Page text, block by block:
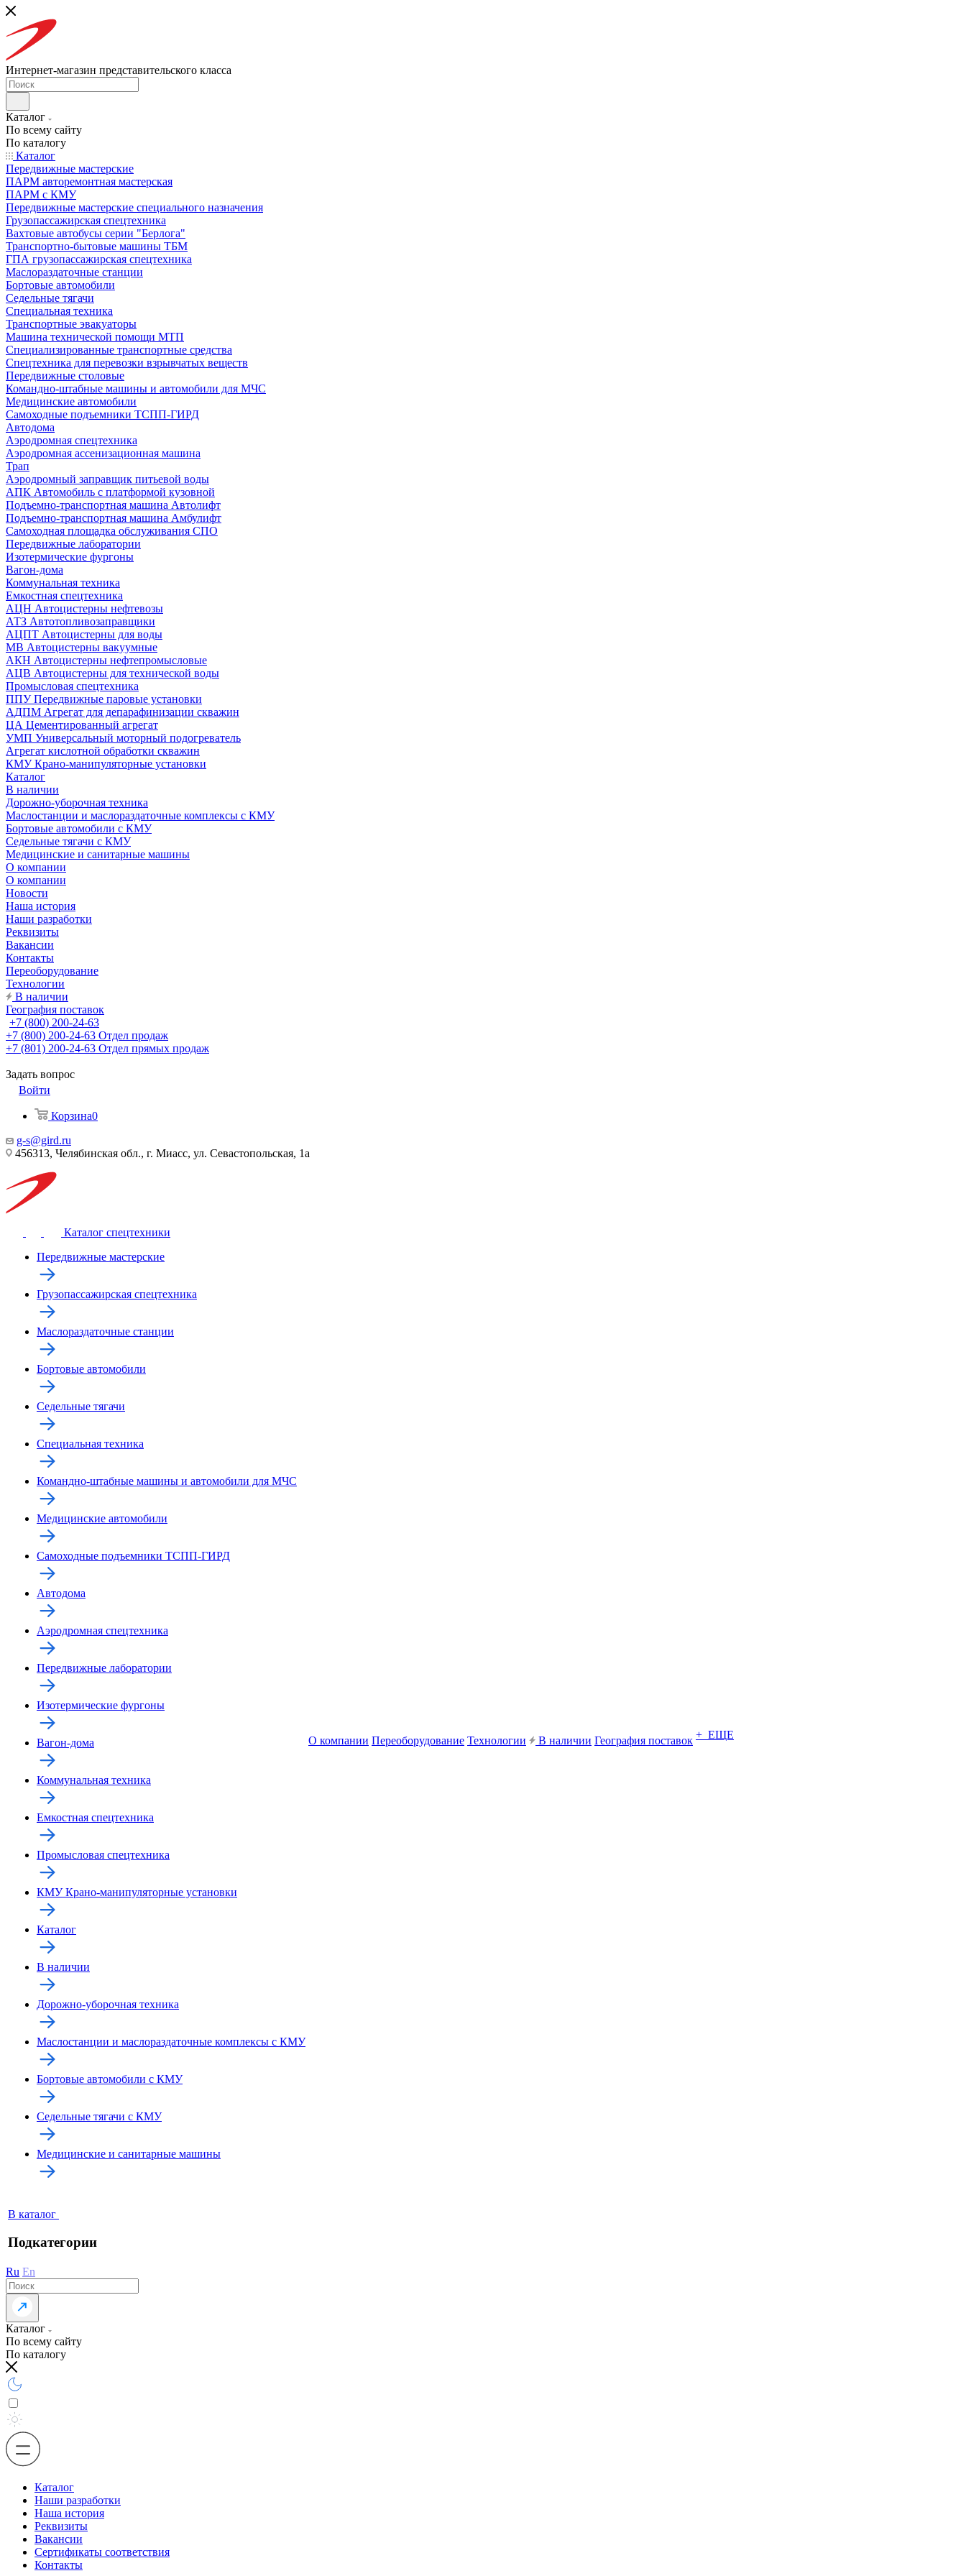
Интернет-магазин представительского класса
Каталог
По всему сайту
По каталогу
Каталог
Передвижные мастерские
ПАРМ авторемонтная мастерская
ПАРМ с КМУ
Передвижные мастерские специального назначения
Грузопассажирская спецтехника
Вахтовые автобусы серии "Берлога"
Транспортно-бытовые машины ТБМ
ГПА грузопассажирская спецтехника
Маслораздаточные станции
Бортовые автомобили
Седельные тягачи
Специальная техника
Транспортные эвакуаторы
Машина технической помощи МТП
Специализированные транспортные средства
Спецтехника для перевозки взрывчатых веществ
Передвижные столовые
Командно-штабные машины и автомобили для МЧС
Медицинские автомобили
Самоходные подъемники ТСПП-ГИРД
Автодома
Аэродромная спецтехника
Аэродромная ассенизационная машина
Трап
Аэродромный заправщик питьевой воды
АПК Автомобиль с платформой кузовной
Подъемно-транспортная машина Автолифт
Подъемно-транспортная машина Амбулифт
Самоходная площадка обслуживания СПО
Передвижные лаборатории
Изотермические фургоны
Вагон-дома
Коммунальная техника
Емкостная спецтехника
АЦН Автоцистерны нефтевозы
АТЗ Автотопливозаправщики
АЦПТ Автоцистерны для воды
МВ Автоцистерны вакуумные
АКН Автоцистерны нефтепромысловые
АЦВ Автоцистерны для технической воды
Промысловая спецтехника
ППУ Передвижные паровые установки
АДПМ Агрегат для депарафинизации скважин
ЦА Цементированный агрегат
УМП Универсальный моторный подогреватель
Агрегат кислотной обработки скважин
КМУ Крано-манипуляторные установки
Каталог
В наличии
Дорожно-уборочная техника
Маслостанции и маслораздаточные комплексы с КМУ
Бортовые автомобили с КМУ
Седельные тягачи с КМУ
Медицинские и санитарные машины
О компании
О компании
Новости
Наша история
Наши разработки
Реквизиты
Вакансии
Контакты
Переоборудование
Технологии
В наличии
География поставок
+7 (800) 200-24-63
+7 (800) 200-24-63 Отдел продаж
+7 (801) 200-24-63 Отдел прямых продаж
Задать вопрос
Войти
Корзина0
g-s@gird.ru
456313, Челябинская обл., г. Миасс, ул. Севастопольская, 1а
Каталог спецтехники
Передвижные мастерские
Грузопассажирская спецтехника
Маслораздаточные станции
Бортовые автомобили
Седельные тягачи
Специальная техника
Командно-штабные машины и автомобили для МЧС
Медицинские автомобили
Самоходные подъемники ТСПП-ГИРД
Автодома
Аэродромная спецтехника
Передвижные лаборатории
Изотермические фургоны
Вагон-дома
Коммунальная техника
Емкостная спецтехника
Промысловая спецтехника
КМУ Крано-манипуляторные установки
Каталог
В наличии
Дорожно-уборочная техника
Маслостанции и маслораздаточные комплексы с КМУ
Бортовые автомобили с КМУ
Седельные тягачи с КМУ
Медицинские и санитарные машины
В каталог
Подкатегории
О компании Переоборудование Технологии В наличии География поставок + ЕЩЕ
Ru En
Каталог
По всему сайту
По каталогу
Каталог
Наши разработки
Наша история
Реквизиты
Вакансии
Сертификаты соответствия
Контакты